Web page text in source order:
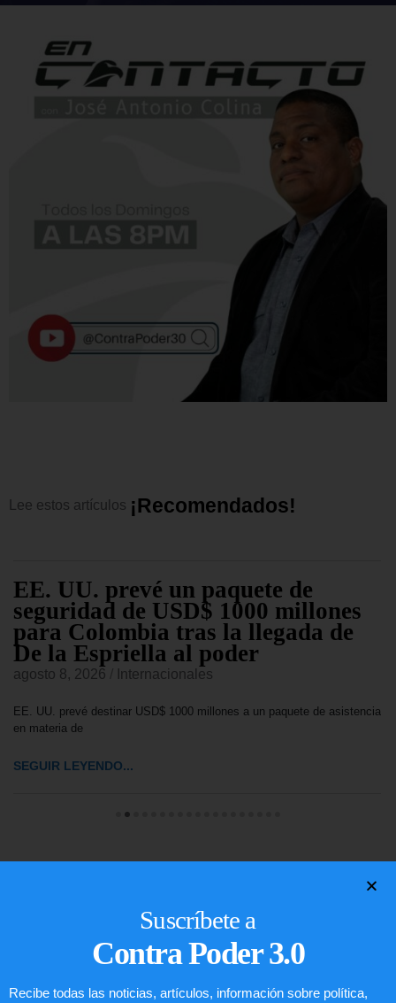
Lee estos artículos ¡Recomendados!
EE. UU. prevé un paquete de
seguridad de USD$ 1000 millones
para Colombia tras la llegada de
De la Espriella al poder
agosto 8, 2026 Internacionales
EE. UU. prevé destinar USD$ 1000 millones a un paquete de asistencia
en materia de
SEGUIR LEYENDO...
Suscríbete a
Contra Poder 3.0
Recibe todas las noticias, artículos, información sobre política,